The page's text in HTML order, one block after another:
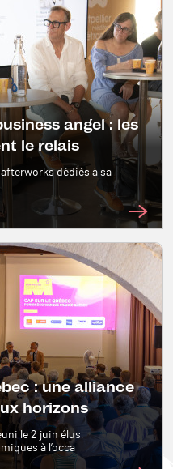
angel : les
le relais
dédiés à sa
: une alliance
horizons
le 2 juin élus,
à l’occa